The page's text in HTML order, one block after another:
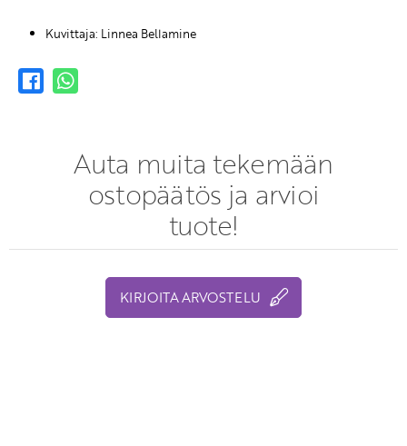
Kuvittaja: Linnea Bellamine
Auta muita tekemään
ostopäätös ja arvioi
tuote!
KIRJOITA ARVOSTELU